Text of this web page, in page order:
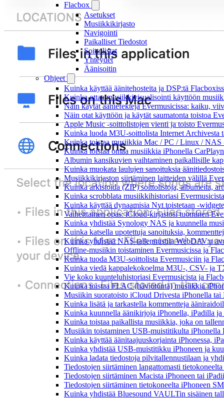
Flacbox
Asetukset
Musiikkikirjasto
Navigointi
Paikalliset Tiedostot
Soittolistat
Yhteydet
Äänisoitin
Ohjeet
Kuinka käyttää äänitehosteita ja DSP:tä
Kuinka ottaa musiikkivisualisointi käyttöön
Näin käytät ääniefektejä Evermusicissa: kaiku,
Näin otat käyttöön ja käytät saumatonta toistoa
Apple Music -soittolistojen vienti ja toisto
Kuinka luoda M3U-soittolista Internet Archivesta
Kuinka toistaa musiikkia Mac / PC / Linux /
Kuinka toistaa omaa musiikkia iPhonella
Albumin kansikuvien vaihtaminen paikallisille
Kuinka muokata laulujen sanoituksia
Musiikkikirjaston siirtäminen laitteiden välillä
Kuinka arkistoida (ZIP) soittolistoja, albumeita,
Kuinka scrobblata musiikkihistoriasi
Kuinka käyttää dynaamisia Nyt toistetaan -
Vaiheittainen opas: iCloud-kirjastosi tuominen
Kuinka yhdistää Synology NAS ja kuunnella
Kuinka katsella upotettuja sanoituksia,
Kuinka yhdistää NAS-tallennustila WebDAV:n
Offline-musiikin toistaminen Evermusicissa ja
Kuinka tuoda M3U-soittolista Evermusiciin ja
Kuinka viedä kappalekokoelma M3U-, CSV- ja
Vie koko kuunteluhistoriasi Evermusicista ja
Kuinka toistaa FLAC (häviötöntä) musiikkia
Musiikin suoratoisto iCloud Drivesta iPhonella tai
Kuinka lisätä ja tarkastella kommentteja
Kuinka kuunnella äänikirjoja iPhonella, iPadilla
Kuinka toistaa paikallista musiikkia, joka on
Musiikin toistaminen USB-muistitikulta
Kuinka käyttää äänitaajuuskorjainta iPhonessa,
Kuinka yhdistää USB-muistitikku iPhoneen ja
Kuinka ladata tiedostoja pilvitallennustilaan ja
Tiedostojen siirtäminen langattomasti
Tiedostojen siirtäminen Macista iPhoneen tai
Tiedostojen siirtäminen tietokoneelta iPhoneen
Kuinka yhdistää Bluesound VAULTin sisäinen